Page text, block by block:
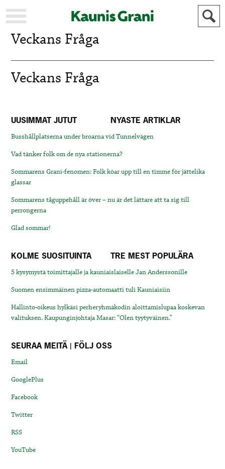
KAUPUNKI
STADEN
AJANKOHTAISTA
AKTUELLT
URHEILU
IDROTT
YLEINEN
ALLMÄN
MAINOSTAJILLE
FÖR
ANNONSÖRER
Veckans Fråga
Veckans Fråga
UUSIMMAT JUTUT NYASTE ARTIKLAR
Busshållplatserna under broarna vid Tunnelvägen
Vad tänker folk om de nya stationerna?
Sommarens Grani-fenomen: Folk köar upp till en timme för jättelika
glassar
Sommarens tåguppehåll är över – nu är det lättare att ta sig till
perrongerna
Glad sommar!
KOLME SUOSITUINTA TRE MEST POPULÄRA
5 kysymystä toimittajalle ja kauniaislaiselle Jan Anderssonille
Suomen ensimmäinen pizza-automaatti tuli Kauniaisiin
Hallinto-oikeus hylkäsi perheryhmäkodin aloittamislupaa koskevan
valituksen. Kaupunginjohtaja Masar: “Olen tyytyväinen.”
SEURAA MEITÄ | FÖLJ OSS
Email
GooglePlus
Facebook
Twitter
RSS
YouTube